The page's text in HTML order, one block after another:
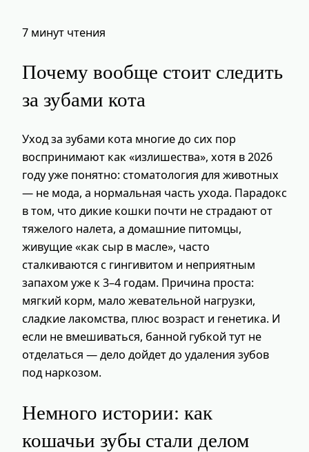
7 минут чтения
Почему вообще стоит следить
за зубами кота
Уход за зубами кота многие до сих пор
воспринимают как «излишества», хотя в 2026
году уже понятно: стоматология для животных
— не мода, а нормальная часть ухода. Парадокс
в том, что дикие кошки почти не страдают от
тяжелого налета, а домашние питомцы,
живущие «как сыр в масле», часто
сталкиваются с гингивитом и неприятным
запахом уже к 3–4 годам. Причина проста:
мягкий корм, мало жевательной нагрузки,
сладкие лакомства, плюс возраст и генетика. И
если не вмешиваться, банной губкой тут не
отделаться — дело дойдет до удаления зубов
под наркозом.
Немного истории: как
кошачьи зубы стали делом